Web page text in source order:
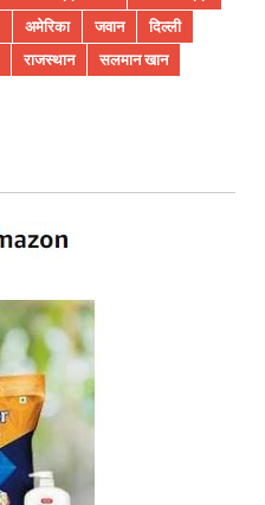
अमेरिका जवान
दिल्ली
राजस्थान सलमान खान